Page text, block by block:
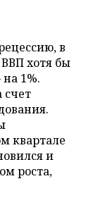
в
хотя бы
1%.
счет
квартале
и
роста,